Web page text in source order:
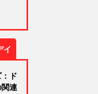
イ
ド
関連